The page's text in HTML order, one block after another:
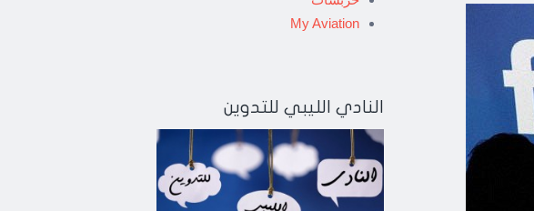
My Aviation
النادي الليبي للتدوين